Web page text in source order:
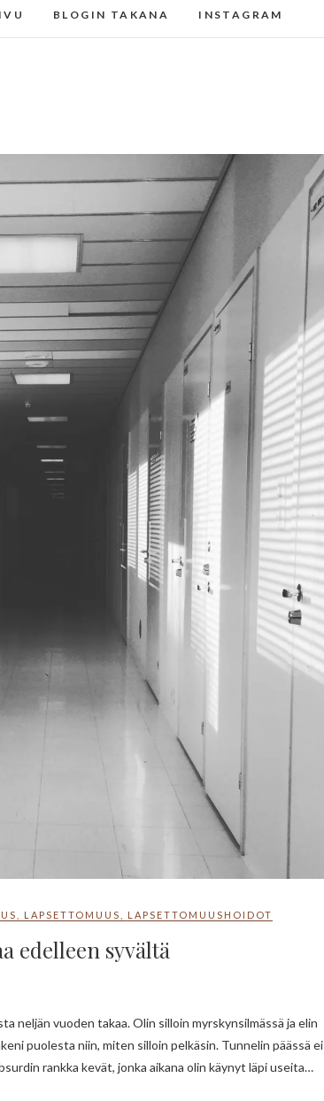
BLOGIN TAKANA INSTAGRAM
LAPSETTOMUUS LAPSETTOMUUSHOIDOT
edelleen syvältä
puolesta niin, miten silloin pelkäsin. Tunnelin päässä ei
rankka kevät, jonka aikana olin käynyt läpi useita…